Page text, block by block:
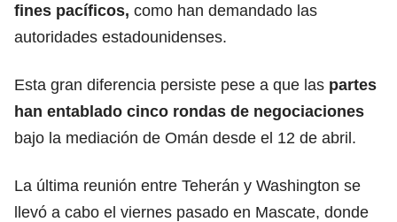
fines pacíficos, como han demandado las
autoridades estadounidenses.
Esta gran diferencia persiste pese a que las partes
han entablado cinco rondas de negociaciones
bajo la mediación de Omán desde el 12 de abril.
La última reunión entre Teherán y Washington se
llevó a cabo el viernes pasado en Mascate, donde